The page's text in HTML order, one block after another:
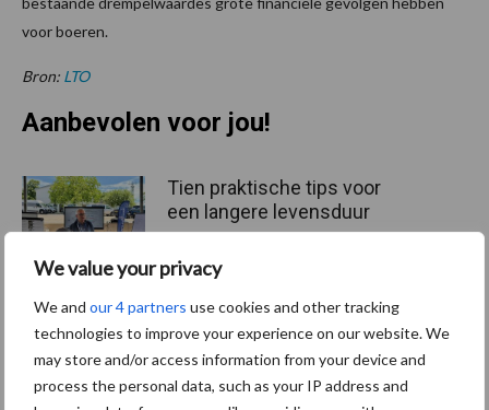
We value your privacy
We and our 4 partners use cookies and other tracking
technologies to improve your experience on our website. We
may store and/or access information from your device and
process the personal data, such as your IP address and
voor boeren.
Bron: LTO
Aanbevolen voor jou!
Tien praktische tips voor
een langere levensduur
“Vraag naar praktische
hygieneoplossingen is in
Polen groter dan ooit”